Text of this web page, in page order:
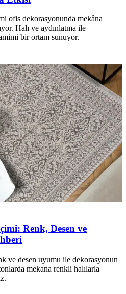
ofis dekorasyonunda mekâna
Halı ve aydınlatma ile
bir ortam sunuyor.
Renk, Desen ve
ve desen uyumu ile dekorasyonun
mekana renkli halılarla